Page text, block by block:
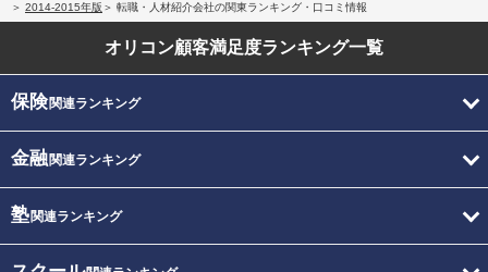
2014-2015年版
転職・人材紹介会社の関東ランキング・口コミ情報
オリコン顧客満足度ランキング一覧
保険関連ランキング
金融関連ランキング
塾関連ランキング